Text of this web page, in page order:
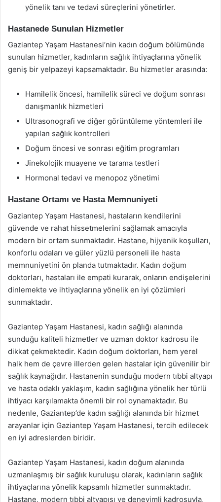
yönelik tanı ve tedavi süreçlerini yönetirler.
Hastanede Sunulan Hizmetler
Gaziantep Yaşam Hastanesi’nin kadın doğum bölümünde
sunulan hizmetler, kadınların sağlık ihtiyaçlarına yönelik
geniş bir yelpazeyi kapsamaktadır. Bu hizmetler arasında:
Hamilelik öncesi, hamilelik süreci ve doğum sonrası
danışmanlık hizmetleri
Ultrasonografi ve diğer görüntüleme yöntemleri ile
yapılan sağlık kontrolleri
Doğum öncesi ve sonrası eğitim programları
Jinekolojik muayene ve tarama testleri
Hormonal tedavi ve menopoz yönetimi
Hastane Ortamı ve Hasta Memnuniyeti
Gaziantep Yaşam Hastanesi, hastaların kendilerini
güvende ve rahat hissetmelerini sağlamak amacıyla
modern bir ortam sunmaktadır. Hastane, hijyenik koşulları,
konforlu odaları ve güler yüzlü personeli ile hasta
memnuniyetini ön planda tutmaktadır. Kadın doğum
doktorları, hastaları ile empati kurarak, onların endişelerini
dinlemekte ve ihtiyaçlarına yönelik en iyi çözümleri
sunmaktadır.
Gaziantep Yaşam Hastanesi, kadın sağlığı alanında
sunduğu kaliteli hizmetler ve uzman doktor kadrosu ile
dikkat çekmektedir. Kadın doğum doktorları, hem yerel
halk hem de çevre illerden gelen hastalar için güvenilir bir
sağlık kaynağıdır. Hastanenin sunduğu modern tıbbi altyapı
ve hasta odaklı yaklaşım, kadın sağlığına yönelik her türlü
ihtiyacı karşılamakta önemli bir rol oynamaktadır. Bu
nedenle, Gaziantep’de kadın sağlığı alanında bir hizmet
arayanlar için Gaziantep Yaşam Hastanesi, tercih edilecek
en iyi adreslerden biridir.
Gaziantep Yaşam Hastanesi, kadın doğum alanında
uzmanlaşmış bir sağlık kuruluşu olarak, kadınların sağlık
ihtiyaçlarına yönelik kapsamlı hizmetler sunmaktadır.
Hastane, modern tıbbi altyapısı ve deneyimli kadrosuyla,